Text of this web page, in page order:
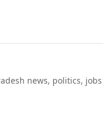
news, politics, jobs